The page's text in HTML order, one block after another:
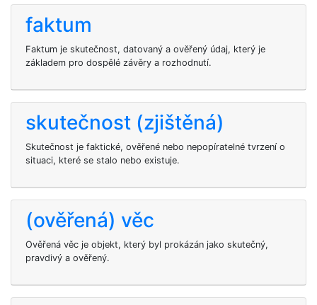
faktum
Faktum je skutečnost, datovaný a ověřený údaj, který je
základem pro dospělé závěry a rozhodnutí.
skutečnost (zjištěná)
Skutečnost je faktické, ověřené nebo nepopíratelné tvrzení o
situaci, které se stalo nebo existuje.
(ověřená) věc
Ověřená věc je objekt, který byl prokázán jako skutečný,
pravdivý a ověřený.